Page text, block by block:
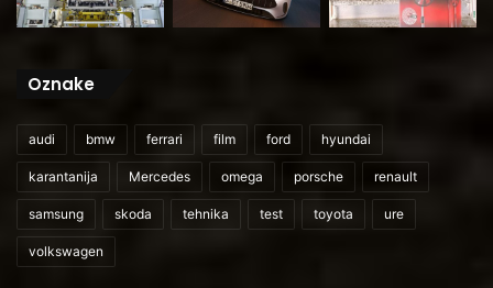
Oznake
audi bmw ferrari film ford hyundai
karantanija Mercedes omega porsche renault
samsung skoda tehnika test toyota ure
volkswagen